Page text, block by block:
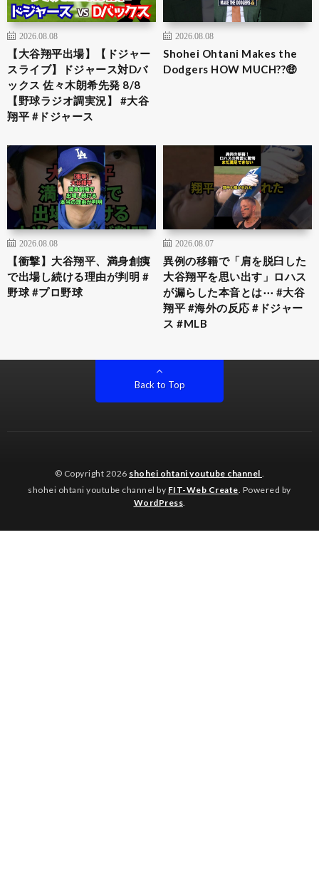
2026.08.08
【大谷翔平出場】【ドジャー
スライブ】ドジャース対Dバ
ックス 佐々木朗希先発 8/8
【野球ラジオ調実況】 #大谷
翔平 #ドジャース
2026.08.08
Shohei Ohtani Makes the
Dodgers HOW MUCH??🤑
2026.08.08
【衝撃】大谷翔平、満身創痍
で出場し続ける理由が判明 #
野球 #プロ野球
2026.08.07
異例の移籍で「肩を脱臼した
大谷翔平を思い出す」ロハス
が漏らした本音とは⋯ #大谷
翔平 #海外の反応 #ドジャー
ス #MLB
Back to Top
© Copyright 2026 shohei ohtani youtube channel
shohei ohtani youtube channel by FIT-Web Create . Powered by
WordPress